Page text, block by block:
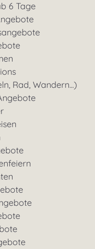
6 Tage
Rad, Wandern...)